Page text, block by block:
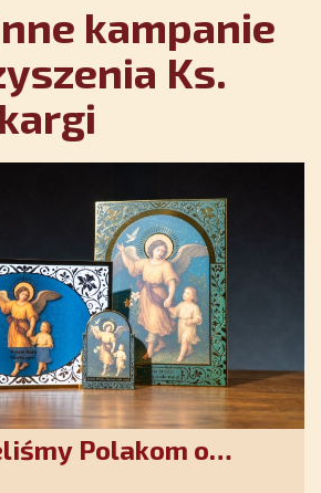
kampanie
Ks.
Polakom o
Stróża!